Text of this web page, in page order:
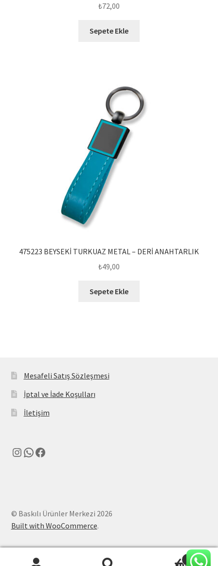
₺72,00
Sepete Ekle
475223 BEYSEKİ TURKUAZ METAL – DERİ ANAHTARLIK
₺49,00
Sepete Ekle
Mesafeli Satış Sözleşmesi
İptal ve İade Koşulları
İletişim
Instagram
WhatsApp
Facebook
© Baskılı Ürünler Merkezi 2026
Built with WooCommerce.